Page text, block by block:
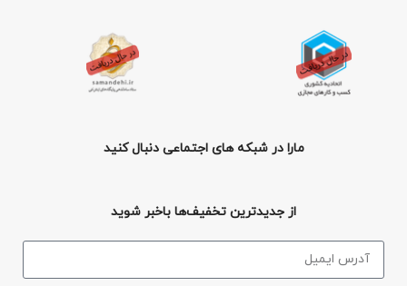
مارا در شبکه های اجتماعی دنبال کنید
از جدیدترین تخفیف‌ها باخبر شوید